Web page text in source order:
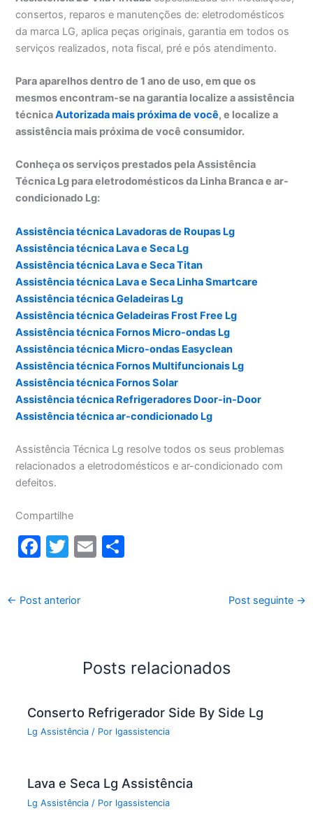
consertos, reparos e manutenções de: eletrodomésticos
da marca LG, aplica peças originais, garantia em todos os
serviços realizados, nota fiscal, pré e pós atendimento.
Para aparelhos dentro de 1 ano de uso, em que os
mesmos encontram-se na garantia localize a assistência
técnicaAutorizada mais próxima de você, e localize a
assistência mais próxima de você consumidor.
Conheça os serviços prestados pela Assistência
Técnica Lg para eletrodomésticos da Linha Branca e ar-
condicionado Lg:
Assistência técnica Lavadoras de Roupas Lg
Assistência técnica Lava e Seca Lg
Assistência técnica Lava e Seca Titan
Assistência técnica Lava e Seca Linha Smartcare
Assistência técnica Geladeiras Lg
Assistência técnica Geladeiras Frost Free Lg
Assistência técnica Fornos Micro-ondas Lg
Assistência técnica Micro-ondas Easyclean
Assistência técnica Fornos Multifuncionais Lg
Assistência técnica Fornos Solar
Assistência técnica Refrigeradores Door-in-Door
Assistência técnica ar-condicionado Lg
Assistência Técnica Lg resolve todos os seus problemas
relacionados a eletrodomésticos e ar-condicionado com
defeitos.
Compartilhe
F
c
e
k
T
itt
er
E
← Post anterior Post seguinte →
Posts relacionados
Conserto Refrigerador Side By Side Lg
Lg Assistência / Por lgassistencia
Lava e Seca Lg Assistência
Lg Assistência / Por lgassistencia